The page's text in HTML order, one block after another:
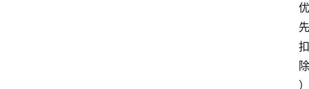
优
先
扣
除
）